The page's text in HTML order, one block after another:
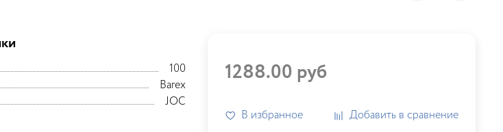
100
Barex
JOC
1288.00 руб
В избранное Добавить в сравнение